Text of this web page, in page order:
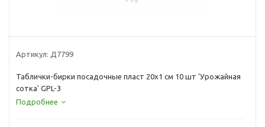
Артикул: Д7799
Таблички-бирки посадочные пласт 20х1 см 10 шт 'Урожайная
сотка' GPL-3
Подробнее